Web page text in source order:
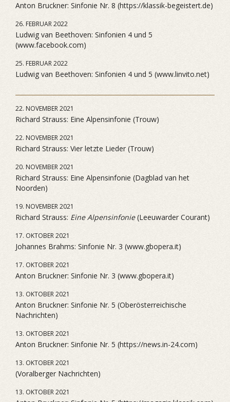
Anton Bruckner: Sinfonie Nr. 8 (https://klassik-begeistert.de)
26. FEBRUAR 2022
Ludwig van Beethoven: Sinfonien 4 und 5
(www.facebook.com)
25. FEBRUAR 2022
Ludwig van Beethoven: Sinfonien 4 und 5 (www.linvito.net)
22. NOVEMBER 2021
Richard Strauss: Eine Alpensinfonie (Trouw)
22. NOVEMBER 2021
Richard Strauss: Vier letzte Lieder (Trouw)
20. NOVEMBER 2021
Richard Strauss: Eine Alpensinfonie (Dagblad van het
Noorden)
19. NOVEMBER 2021
Richard Strauss: Eine Alpensinfonie(Leeuwarder Courant)
17. OKTOBER 2021
Johannes Brahms: Sinfonie Nr. 3 (www.gbopera.it)
17. OKTOBER 2021
Anton Bruckner: Sinfonie Nr. 3 (www.gbopera.it)
13. OKTOBER 2021
Anton Bruckner: Sinfonie Nr. 5 (Oberösterreichische
Nachrichten)
13. OKTOBER 2021
Anton Bruckner: Sinfonie Nr. 5 (https://news.in-24.com)
13. OKTOBER 2021
(Voralberger Nachrichten)
13. OKTOBER 2021